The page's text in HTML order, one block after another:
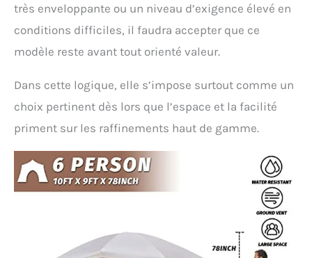
très enveloppante ou un niveau d’exigence élevé en
conditions difficiles, il faudra accepter que ce
modèle reste avant tout orienté valeur.
Dans cette logique, elle s’impose surtout comme un
choix pertinent dès lors que l’espace et la facilité
priment sur les raffinements haut de gamme.